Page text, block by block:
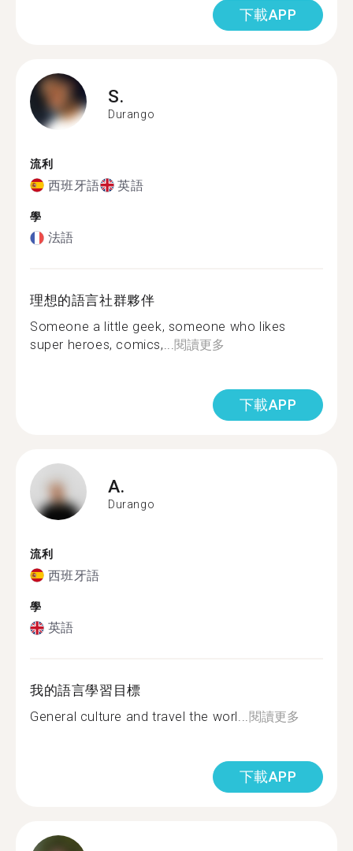
下載APP
S.
Durango
流利
西班牙語 英語
學
法語
理想的語言社群夥伴
Someone a little geek, someone who likes
super heroes, comics,...閱讀更多
下載APP
A.
Durango
流利
西班牙語
學
英語
我的語言學習目標
General culture and travel the worl...閱讀更多
下載APP